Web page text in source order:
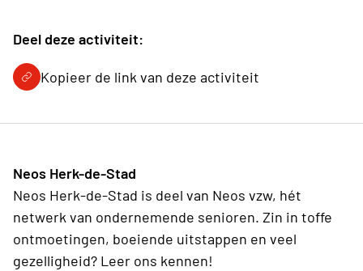
Deel deze activiteit:
Kopieer de link van deze activiteit
Neos Herk-de-Stad
Neos Herk-de-Stad is deel van Neos vzw, hét
netwerk van ondernemende senioren. Zin in toffe
ontmoetingen, boeiende uitstappen en veel
gezelligheid? Leer ons kennen!